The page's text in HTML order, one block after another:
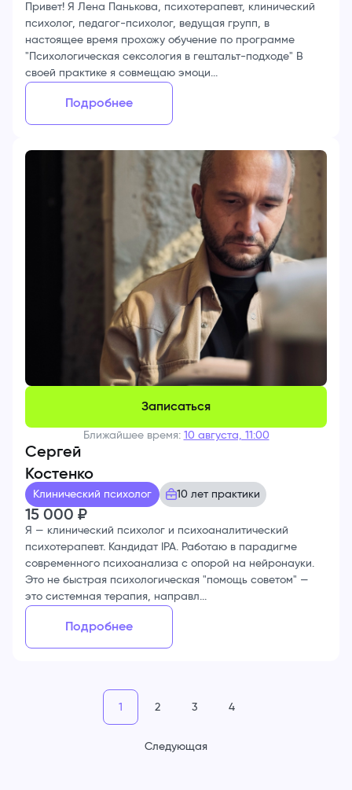
Привет! Я Лена Панькова, психотерапевт, клинический
психолог, педагог-психолог, ведущая групп, в
настоящее время прохожу обучение по программе
"Психологическая сексология в гештальт-подходе" В
своей практике я совмещаю эмоци...
Подробнее
Записаться
Ближайшее время: 10 августа, 11:00
Сергей
Костенко
Клинический психолог 10 лет практики
15 000 ₽
Я — клинический психолог и психоаналитический
психотерапевт. Кандидат IPA. Работаю в парадигме
современного психоанализа с опорой на нейронауки.
Это не быстрая психологическая "помощь советом" —
это системная терапия, направл...
Подробнее
1 2 3 4
Следующая